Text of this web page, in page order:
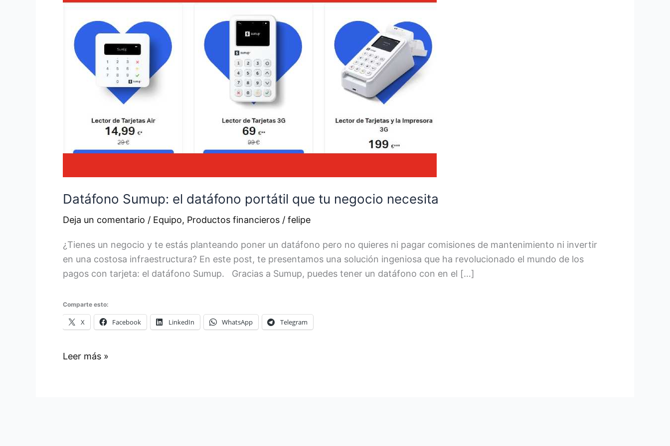
Datáfono Sumup: el datáfono portátil que tu negocio necesita
Deja un comentario / Equipo, Productos financieros / felipe
¿Tienes un negocio y te estás planteando poner un datáfono pero no quieres ni pagar comisiones de mantenimiento ni invertir
en una costosa infraestructura? En este post, te presentamos una solución ingeniosa que ha revolucionado el mundo de los
pagos con tarjeta: el datáfono Sumup. Gracias a Sumup, puedes tener un datáfono con en el […]
Comparte esto:
X Facebook LinkedIn WhatsApp Telegram
Datáfono
Leer más »